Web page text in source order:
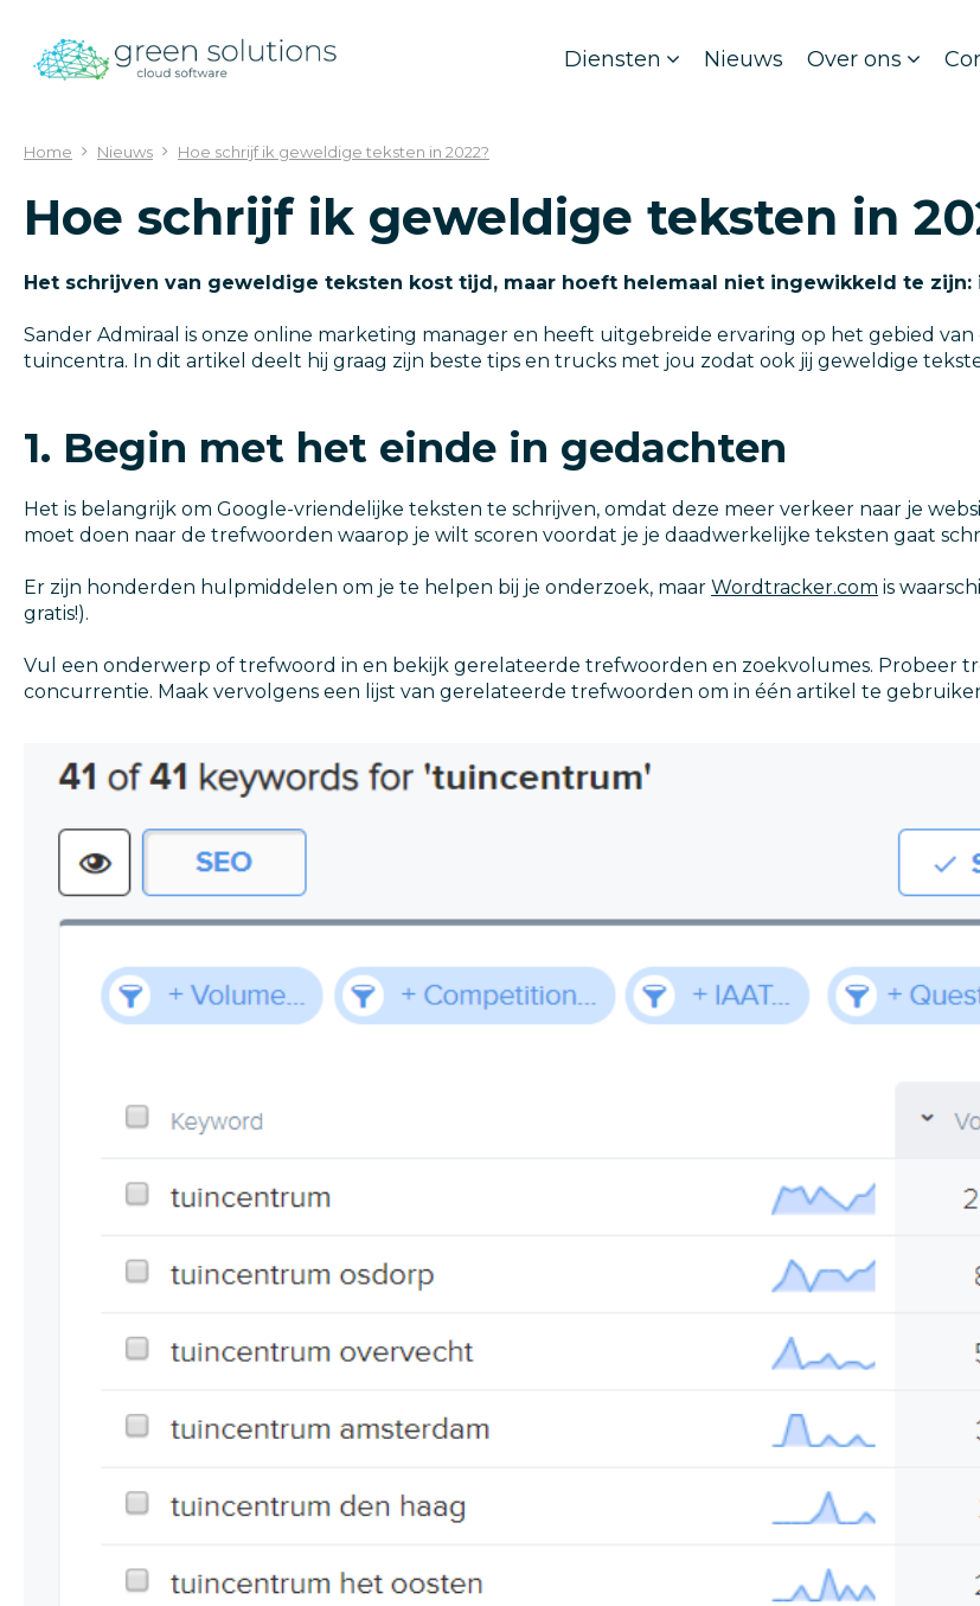
content
Home Nieuws Hoe schrijf ik geweldige teksten in 2022?
Diensten Nieuws Over ons
Hoe schrijf ik geweldige teksten in
Het schrijven van geweldige teksten kost tijd, maar hoeft helemaal niet ingewikkeld te
Sander Admiraal is onze online marketing manager en heeft uitgebreide ervaring op het gebied
tuincentra. In dit artikel deelt hij graag zijn beste tips en trucks met jou zodat ook jij geweldige
1. Begin met het einde in gedachten
Het is belangrijk om Google-vriendelijke teksten te schrijven, omdat deze meer verkeer naar je
moet doen naar de trefwoorden waarop je wilt scoren voordat je je daadwerkelijke teksten gaat
Er zijn honderden hulpmiddelen om je te helpen bij je onderzoek, maar Wordtracker.com is
gratis!).
Vul een onderwerp of trefwoord in en bekijk gerelateerde trefwoorden en zoekvolumes. Probeer
concurrentie. Maak vervolgens een lijst van gerelateerde trefwoorden om in één artikel te